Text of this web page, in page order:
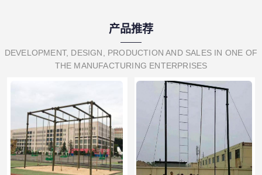
产品推荐
DEVELOPMENT, DESIGN, PRODUCTION AND SALES IN ONE OF
THE MANUFACTURING ENTERPRISES